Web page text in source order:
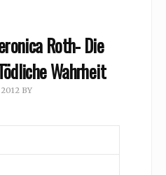
Roth- Die
Wahrheit
BY